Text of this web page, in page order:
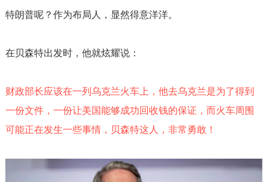
特朗普呢？作为布局人，显然得意洋洋。
在贝森特出发时，他就炫耀说：
财政部长应该在一列乌克兰火车上，他去乌克兰是为了得到
一份文件，一份让美国能够成功回收钱的保证，而火车周围
可能正在发生一些事情，贝森特这人，非常勇敢！